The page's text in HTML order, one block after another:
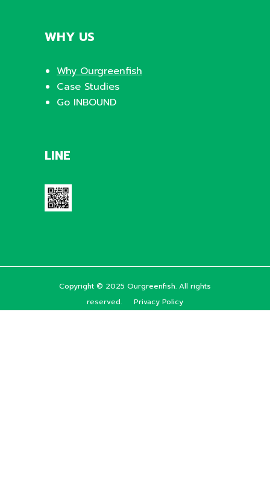
WHY US
Why Ourgreenfish
Case Studies
Go INBOUND
LINE
Copyright © 2025 Ourgreenfish. All rights
reserved. Privacy Policy